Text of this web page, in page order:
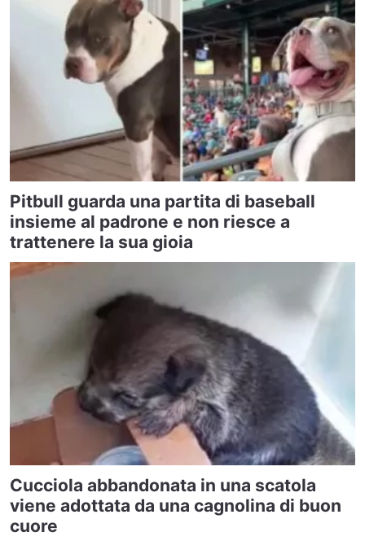
Pitbull guarda una partita di baseball
insieme al padrone e non riesce a
trattenere la sua gioia
Cucciola abbandonata in una scatola
viene adottata da una cagnolina di buon
cuore